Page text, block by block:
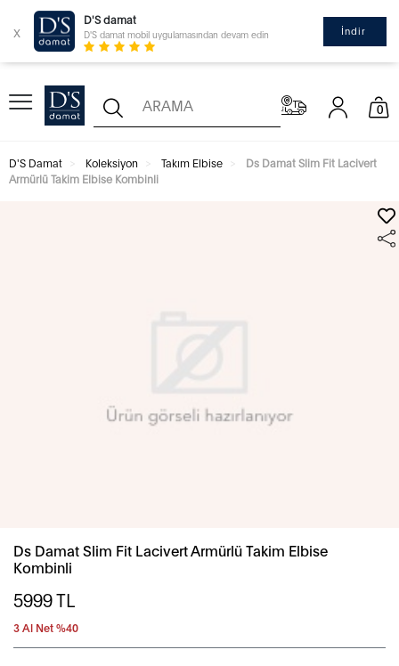
x
D'S damat
D'S damat mobil uygulamasından devam edin İndir
0
D'S Damat Koleksiyon Takım Elbise
Ds Damat Slim Fit Lacivert
Armürlü Takim Elbise Kombinli
Ds Damat Slim Fit Lacivert Armürlü Takim Elbise
Kombinli
5999TL
3 Al Net %40